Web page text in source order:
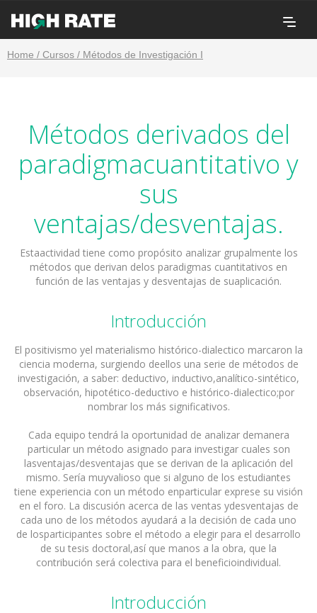
Home / Cursos / Métodos de Investigación I
Métodos derivados del
paradigmacuantitativo y
sus
ventajas/desventajas.
Estaactividad tiene como propósito analizar grupalmente los
métodos que derivan delos paradigmas cuantitativos en
función de las ventajas y desventajas de suaplicación.
Introducción
El positivismo yel materialismo histórico-dialectico marcaron la
ciencia moderna, surgiendo deellos una serie de métodos de
investigación, a saber: deductivo, inductivo,analítico-sintético,
observación, hipotético-deductivo e histórico-dialectico;por
nombrar los más significativos.
Cada equipo tendrá la oportunidad de analizar demanera
particular un método asignado para investigar cuales son
lasventajas/desventajas que se derivan de la aplicación del
mismo. Sería muyvalioso que si alguno de los estudiantes
tiene experiencia con un método enparticular exprese su visión
en el foro. La discusión acerca de las ventas ydesventajas de
cada uno de los métodos ayudará a la decisión de cada uno
de losparticipantes sobre el método a elegir para el desarrollo
de su tesis doctoral,así que manos a la obra, que la
contribución será colectiva para el beneficioindividual.
Introducción